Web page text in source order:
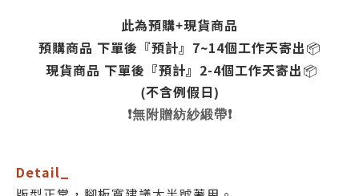
此為預購+現貨商品
預購商品 下單後『預計』7~14個工作天寄出📦
現貨商品 下單後『預計』2-4個工作天寄出📦
(不含例假日)
❗️無附贈紡紗緞帶❗️
Detail_